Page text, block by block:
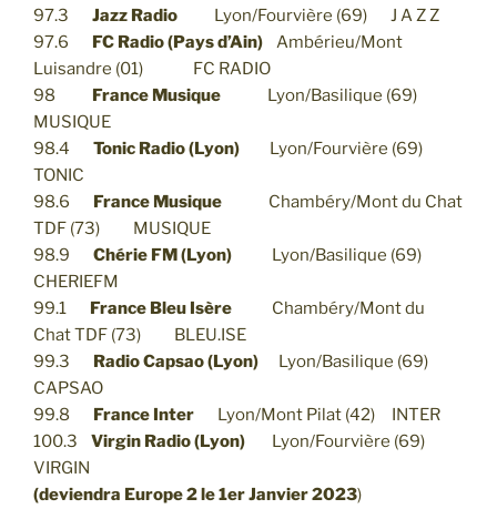
97.3 Jazz Radio Lyon/Fourvière (69) J A Z Z
97.6 FC Radio (Pays d’Ain) Ambérieu/Mont
Luisandre (01) FC RADIO
98 France Musique Lyon/Basilique (69)
MUSIQUE
98.4 Tonic Radio (Lyon) Lyon/Fourvière (69)
TONIC
98.6 France Musique Chambéry/Mont du Chat
TDF (73) MUSIQUE
98.9 Chérie FM (Lyon) Lyon/Basilique (69)
CHERIEFM
99.1 France Bleu Isère Chambéry/Mont du
Chat TDF (73) BLEU.ISE
99.3 Radio Capsao (Lyon) Lyon/Basilique (69)
CAPSAO
99.8 France Inter Lyon/Mont Pilat (42) INTER
100.3 Virgin Radio (Lyon) Lyon/Fourvière (69)
VIRGIN
(deviendra Europe 2 le 1er Janvier 2023)